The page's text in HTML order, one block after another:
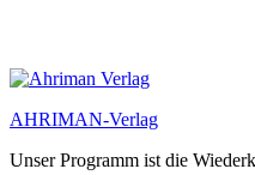
AHRIMAN-Verlag
Unser Programm ist die